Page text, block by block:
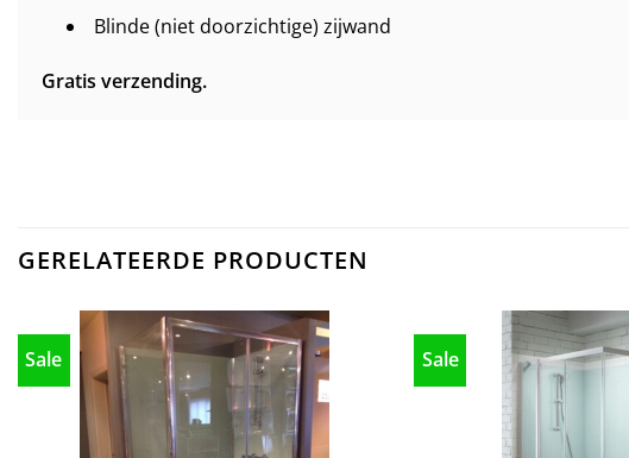
Blinde (niet doorzichtige) zijwand
Gratis verzending.
GERELATEERDE PRODUCTEN
Sale Sale